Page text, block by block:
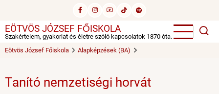
tartalomra
EÖTVÖS JÓZSEF FŐISKOLA
Szakértelem, gyakorlat és életre szóló kapcsolatok 1870 óta.
Eötvös József Főiskola
Alapképzések (BA)
Tanító nemzetiségi horvát